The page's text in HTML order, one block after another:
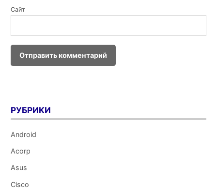
Сайт
РУБРИКИ
Android
Acorp
Asus
Cisco